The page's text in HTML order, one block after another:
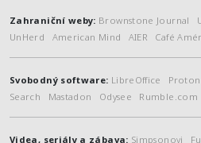
Zahraniční weby: Brownstone Journal
UnHerd
American Mind AIER Café
Svobodný software: LibreOffice
Search
Mastadon Odysee Rumble.com
Videa, seriály a zábava: Simpsonovi